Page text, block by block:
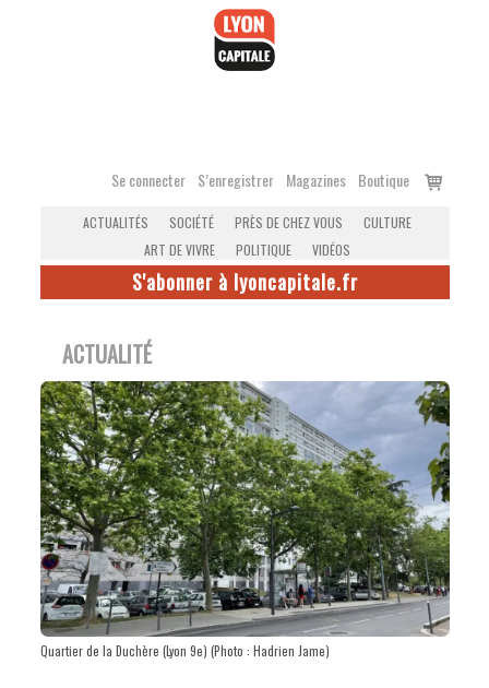
Se connecter S’enregistrer Magazines Boutique
Voir
ACTUALITÉS SOCIÉTÉ PRÈS DE CHEZ VOUS
CULTURE
ART DE VIVRE
POLITIQUE VIDÉOS
S'abonner à lyoncapitale.fr
ACTUALITÉ
Quartier de la Duchère (Lyon 9e) (Photo : Hadrien Jame)